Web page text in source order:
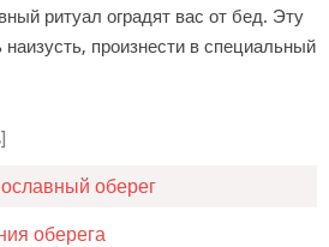
ритуал оградят вас от бед. Эту
произнести в специальный
оберег
оберега